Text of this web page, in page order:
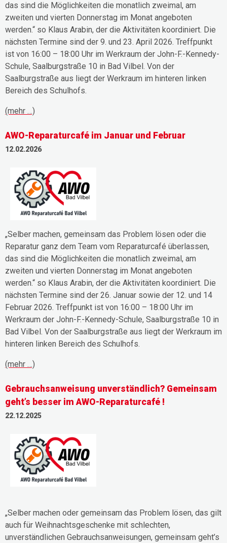
das sind die Möglichkeiten die monatlich zweimal, am
zweiten und vierten Donnerstag im Monat angeboten
werden.“ so Klaus Arabin, der die Aktivitäten koordiniert. Die
nächsten Termine sind der 9. und 23. April 2026. Treffpunkt
ist von 16:00 – 18:00 Uhr im Werkraum der John-F.-Kennedy-
Schule, Saalburgstraße 10 in Bad Vilbel. Von der
Saalburgstraße aus liegt der Werkraum im hinteren linken
Bereich des Schulhofs.
(mehr …)
AWO-Reparaturcafé im Januar und Februar
12.02.2026
„Selber machen, gemeinsam das Problem lösen oder die
Reparatur ganz dem Team vom Reparaturcafé überlassen,
das sind die Möglichkeiten die monatlich zweimal, am
zweiten und vierten Donnerstag im Monat angeboten
werden.“ so Klaus Arabin, der die Aktivitäten koordiniert. Die
nächsten Termine sind der 26. Januar sowie der 12. und 14
Februar 2026. Treffpunkt ist von 16:00 – 18:00 Uhr im
Werkraum der John-F.-Kennedy-Schule, Saalburgstraße 10 in
Bad Vilbel. Von der Saalburgstraße aus liegt der Werkraum im
hinteren linken Bereich des Schulhofs.
(mehr …)
Gebrauchsanweisung unverständlich? Gemeinsam
geht’s besser im AWO-Reparaturcafé !
22.12.2025
„Selber machen oder gemeinsam das Problem lösen, das gilt
auch für Weihnachtsgeschenke mit schlechten,
unverständlichen Gebrauchsanweisungen, gemeinsam geht’s